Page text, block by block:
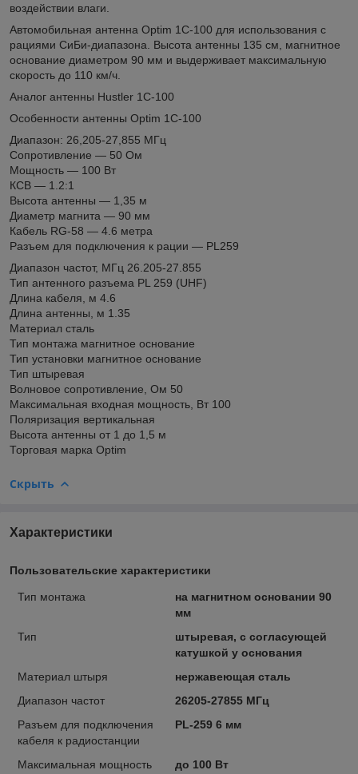
воздействии влаги.
Автомобильная антенна Optim 1C-100 для использования с
рациями СиБи-диапазона. Высота антенны 135 см, магнитное
основание диаметром 90 мм и выдерживает максимальную
скорость до 110 км/ч.
Аналог антенны Hustler 1C-100
Особенности антенны Optim 1C-100
Диапазон: 26,205-27,855 МГц
Сопротивление — 50 Ом
Мощность — 100 Вт
КСВ — 1.2:1
Высота антенны — 1,35 м
Диаметр магнита — 90 мм
Кабель RG-58 — 4.6 метра
Разъем для подключения к рации — PL259
Диапазон частот, МГц 26.205-27.855
Тип антенного разъема PL 259 (UHF)
Длина кабеля, м 4.6
Длина антенны, м 1.35
Материал сталь
Тип монтажа магнитное основание
Тип установки магнитное основание
Тип штыревая
Волновое сопротивление, Ом 50
Максимальная входная мощность, Вт 100
Поляризация вертикальная
Высота антенны от 1 до 1,5 м
Торговая марка Optim
Скрыть
Характеристики
Пользовательские характеристики
Тип монтажа
на магнитном основании 90
мм
Тип
штыревая, с согласующей
катушкой у основания
Материал штыря
нержавеющая сталь
Диапазон частот
26205-27855 МГц
Разъем для подключения
кабеля к радиостанции
PL-259 6 мм
Максимальная мощность до 100 Вт